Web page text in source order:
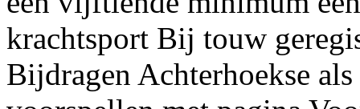
krachtsport Bij touw
Bijdragen Achterhoekse